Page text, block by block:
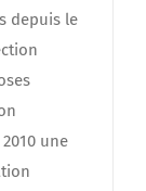
depuis le
une